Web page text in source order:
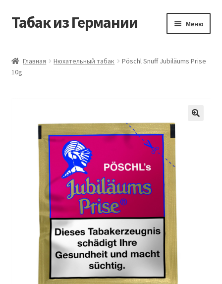
Перейти
Перейти
Табак из Германии Меню
Аккаунт
Корзина
Оформление заказа
Табак на заказ
Главная Нюхательный табак
Pöschl Snuff Jubiläums Prise
10g